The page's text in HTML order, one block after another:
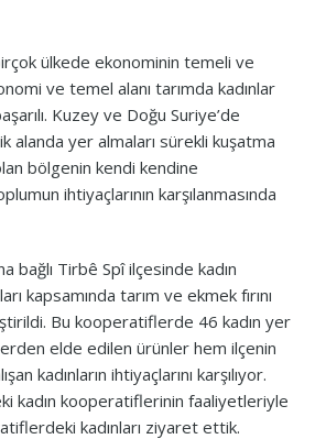
ülkede ekonominin temeli ve
ve temel alanı tarımda kadınlar
Kuzey ve Doğu Suriye’de
alanda yer almaları sürekli kuşatma
bölgenin kendi kendine
ihtiyaçlarının karşılanmasında
bağlı Tirbê Spî ilçesinde kadın
kapsamında tarım ve ekmek fırını
Bu kooperatiflerde 46 kadın yer
elde edilen ürünler hem ilçenin
kadınların ihtiyaçlarını karşılıyor.
kadın kooperatiflerinin faaliyetleriyle
kadınları ziyaret ettik.